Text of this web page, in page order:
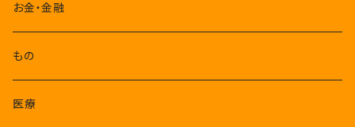
お金・金融
もの
医療